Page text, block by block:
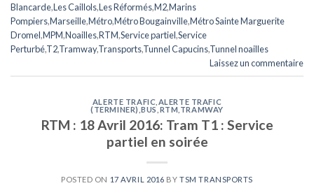
Blancarde,Les Caillols,Les Réformés,M2,Marins
Pompiers,Marseille,Métro,Métro Bougainville,Métro Sainte Marguerite
Dromel,MPM,Noailles,RTM,Service partiel,Service
Perturbé,T2,Tramway,Transports,Tunnel Capucins,Tunnel noailles
Laissez un commentaire
ALERTE TRAFIC ALERTE TRAFIC
(TERMINER) ,BUS RTM TRAMWAY
RTM : 18 Avril 2016: Tram T1 : Service
partiel en soirée
POSTED ON 17 AVRIL 2016 BYTSM TRANSPORTS